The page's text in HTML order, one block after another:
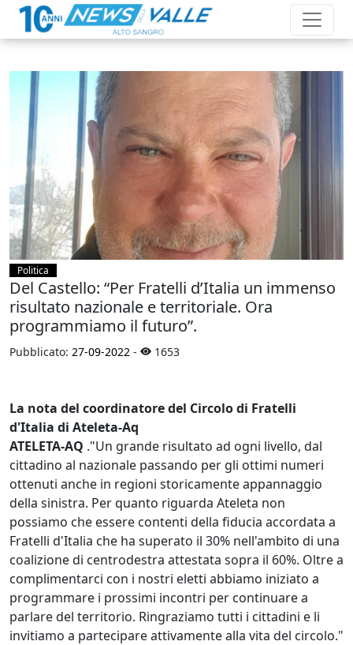
Politica
Del Castello: “Per Fratelli d’Italia un immenso
risultato nazionale e territoriale. Ora
programmiamo il futuro”.
Pubblicato: 27-09-2022 - 1653
La nota del coordinatore del Circolo di Fratelli
d'Italia di Ateleta-Aq
ATELETA-AQ ."Un grande risultato ad ogni livello, dal
cittadino al nazionale passando per gli ottimi numeri
ottenuti anche in regioni storicamente appannaggio
della sinistra. Per quanto riguarda Ateleta non
possiamo che essere contenti della fiducia accordata a
Fratelli d'Italia che ha superato il 30% nell'ambito di una
coalizione di centrodestra attestata sopra il 60%. Oltre a
complimentarci con i nostri eletti abbiamo iniziato a
programmare i prossimi incontri per continuare a
parlare del territorio. Ringraziamo tutti i cittadini e li
invitiamo a partecipare attivamente alla vita del circolo."